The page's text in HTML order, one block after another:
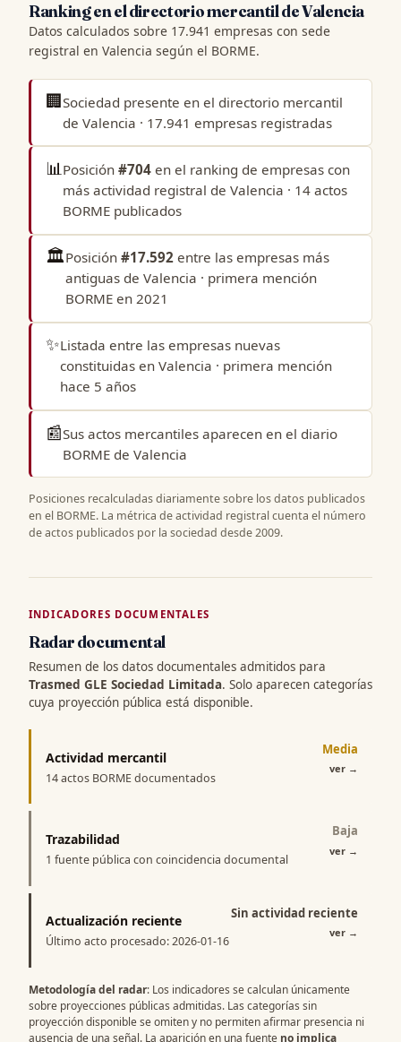
Ranking en el directorio mercantil de Valencia
Datos calculados sobre 17.941 empresas con sede
registral en Valencia según el BORME.
🏢Sociedad presente en el directorio mercantil
de Valencia · 17.941 empresas registradas
📊Posición #704 en el ranking de empresas con
más actividad registral de Valencia · 14 actos
BORME publicados
🏛️Posición #17.592 entre las empresas más
antiguas de Valencia · primera mención
BORME en 2021
✨Listada entre las empresas nuevas
constituidas en Valencia · primera mención
hace 5 años
📰Sus actos mercantiles aparecen en el diario
BORME de Valencia
Posiciones recalculadas diariamente sobre los datos publicados
en el BORME. La métrica de actividad registral cuenta el número
de actos publicados por la sociedad desde 2009.
INDICADORES DOCUMENTALES
Radar documental
Resumen de los datos documentales admitidos para
Trasmed GLE Sociedad Limitada. Solo aparecen categorías
cuya proyección pública está disponible.
Actividad mercantil
14 actos BORME documentados
Media
ver →
Trazabilidad
1 fuente pública con coincidencia documental
Baja
ver →
Actualización reciente
Último acto procesado: 2026-01-16
Sin actividad reciente
ver →
Metodología del radar: Los indicadores se calculan únicamente
sobre proyecciones públicas admitidas. Las categorías sin
proyección disponible se omiten y no permiten afirmar presencia ni
ausencia de una señal. La aparición en una fuente no implica